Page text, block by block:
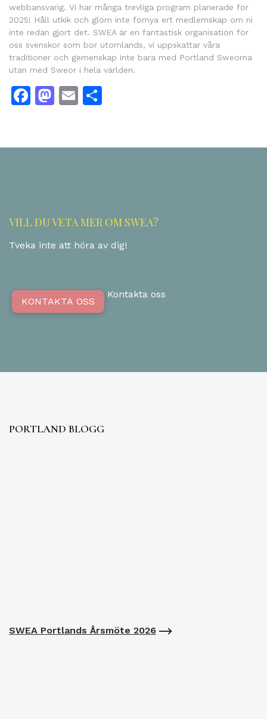
webbansvarig. Vi har många trevliga program planerade för
2025! Håll utkik och glöm inte förnya ert medlemskap om ni
inte redan gjort det. SWEA är en fantastisk organisation för
oss svenskor som bor utomlands, vi uppskattar våra
traditioner och gemenskap inte bara med Portland Sweorna
utan med Sweor i hela världen.
Facebook
Mastodon
Email
VILL DU VETA MER OM SWEA?
Tveka inte att höra av dig!
KONTAKTA OSS
Kontakta oss
PORTLAND BLOGG
SWEA Portlands Årsmöte 2026